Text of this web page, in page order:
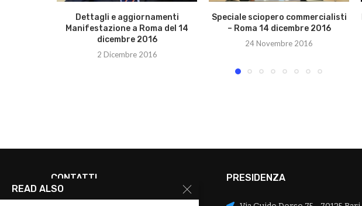
Dettagli e aggiornamenti
Manifestazione a Roma del 14
dicembre 2016
2 Dicembre 2016
Speciale sciopero commercialisti
– Roma 14 dicembre 2016
24 Novembre 2016
CONTATTI PRESIDENZA
READ ALSO